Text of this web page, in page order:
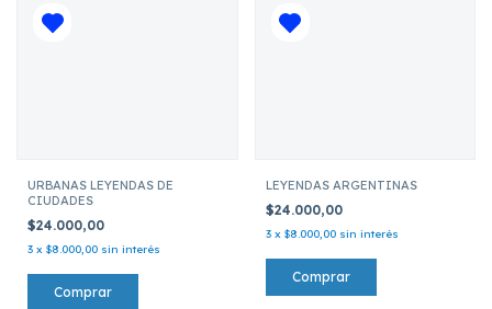
URBANAS LEYENDAS DE
CIUDADES
$24.000,00
3 x $8.000,00 sin interés
LEYENDAS ARGENTINAS
$24.000,00
3 x $8.000,00 sin interés